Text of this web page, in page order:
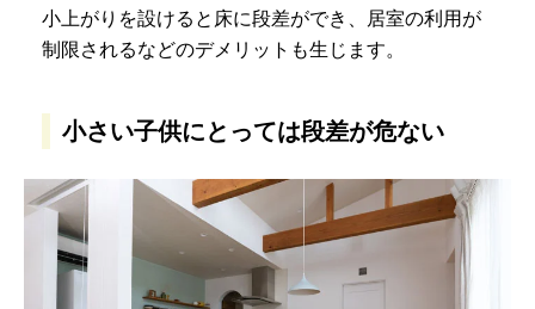
小上がりを設けると床に段差ができ、居室の利用が
制限されるなどのデメリットも生じます。
小さい子供にとっては段差が危ない